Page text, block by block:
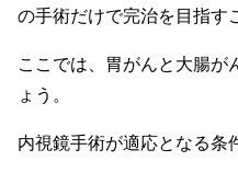
の手術だけで完治を目指す
ここでは、胃がんと大腸が
ょう。
内視鏡手術が適応となる条